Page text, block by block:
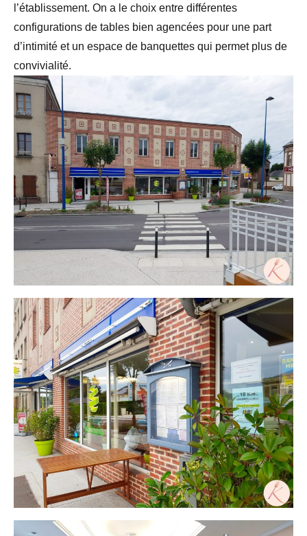
l’établissement. On a le choix entre différentes
configurations de tables bien agencées pour une part
d’intimité et un espace de banquettes qui permet plus de
convivialité.